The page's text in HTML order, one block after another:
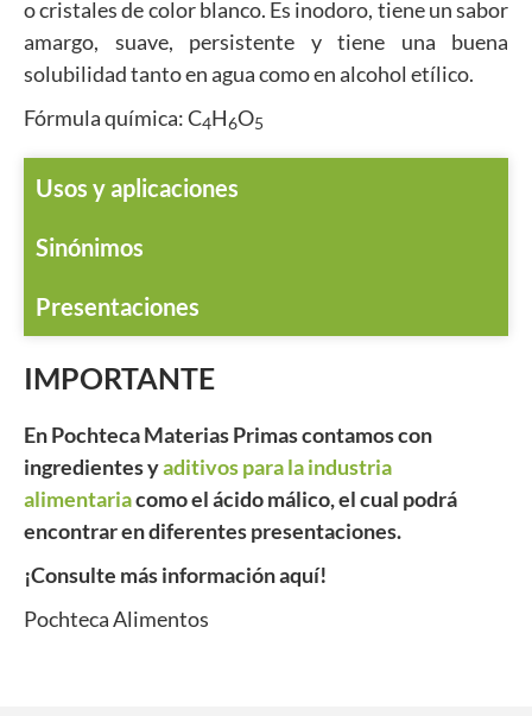
o cristales de color blanco. Es inodoro, tiene un sabor
amargo, suave, persistente y tiene una buena
solubilidad tanto en agua como en alcohol etílico.
Fórmula química: C4H6O5
Usos y aplicaciones
Sinónimos
Presentaciones
IMPORTANTE
En Pochteca Materias Primas contamos con
ingredientes yaditivos para la industria
alimentariacomo el ácido málico, el cual podrá
encontrar en diferentes presentaciones.
¡Consulte más información aquí!
Pochteca Alimentos